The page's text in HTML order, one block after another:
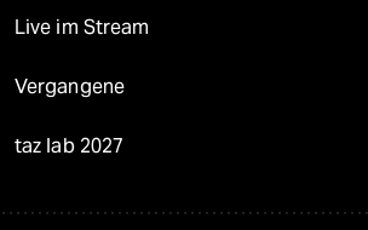
Live im Stream
Vergangene
taz lab 2027